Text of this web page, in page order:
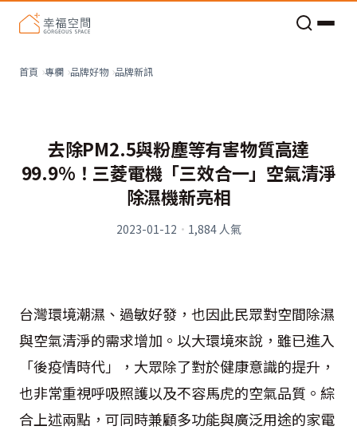
首頁 專欄 品牌好物 品牌新訊
去除PM2.5與粉塵等有害物質高達
99.9%！三菱電機「三效合一」空氣清淨
除濕機新亮相
2023-01-12 · 1,884人氣
台灣環境潮濕、過敏好發，也因此民眾對空間除濕
與空氣清淨的需求增加。以大環境來說，雖已進入
「後疫情時代」，大眾除了對於健康意識的提升，
也非常重視呼吸照護以及不容馬虎的空氣品質。綜
合上述兩點，可同時兼顧多功能與廣泛用途的家電